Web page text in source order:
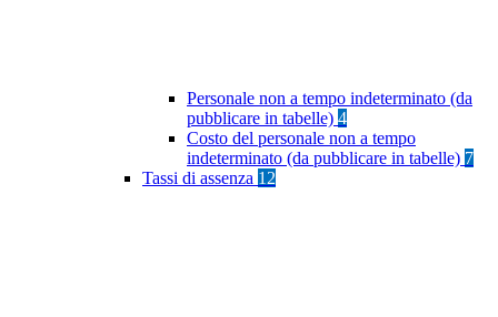
Personale non a tempo indeterminato (da
pubblicare in tabelle) 4
Costo del personale non a tempo
indeterminato (da pubblicare in tabelle) 7
Tassi di assenza 12